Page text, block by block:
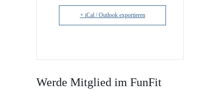
+ iCal / Outlook exportieren
Werde Mitglied im FunFit